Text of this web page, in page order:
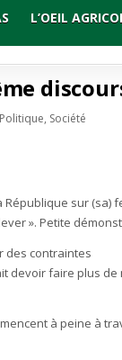
L’OEIL
Politique, Société
République sur (sa)
». Petite
des contraintes
devoir faire plus
à peine à